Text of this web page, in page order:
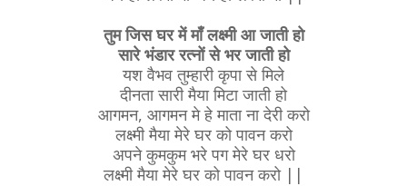
तुम जिस घर में माँ लक्ष्मी आ जाती हो
सारे भंडार रत्नों से भर जाती हो
यश वैभव तुम्हारी कृपा से मिले
दीनता सारी मैया मिटा जाती हो
आगमन, आगमन मे हे माता ना देरी करो
लक्ष्मी मैया मेरे घर को पावन करो
अपने कुमकुम भरे पग मेरे घर धरो
लक्ष्मी मैया मेरे घर को पावन करो ||